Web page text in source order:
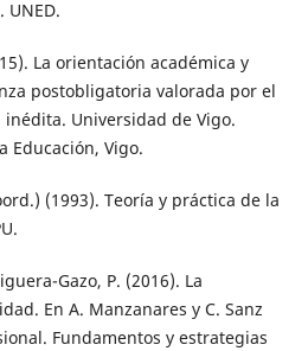
La orientación académica y
postobligatoria valorada por el
Universidad de Vigo.
Educación, Vigo.
(1993). Teoría y práctica de la
Gazo, P. (2016). La
En A. Manzanares y C. Sanz
Fundamentos y estrategias